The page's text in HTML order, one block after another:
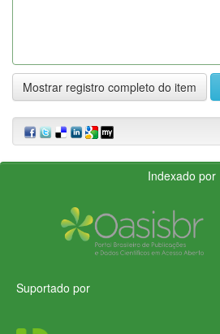
Mostrar registro completo do item
Indexado por
Suportado por